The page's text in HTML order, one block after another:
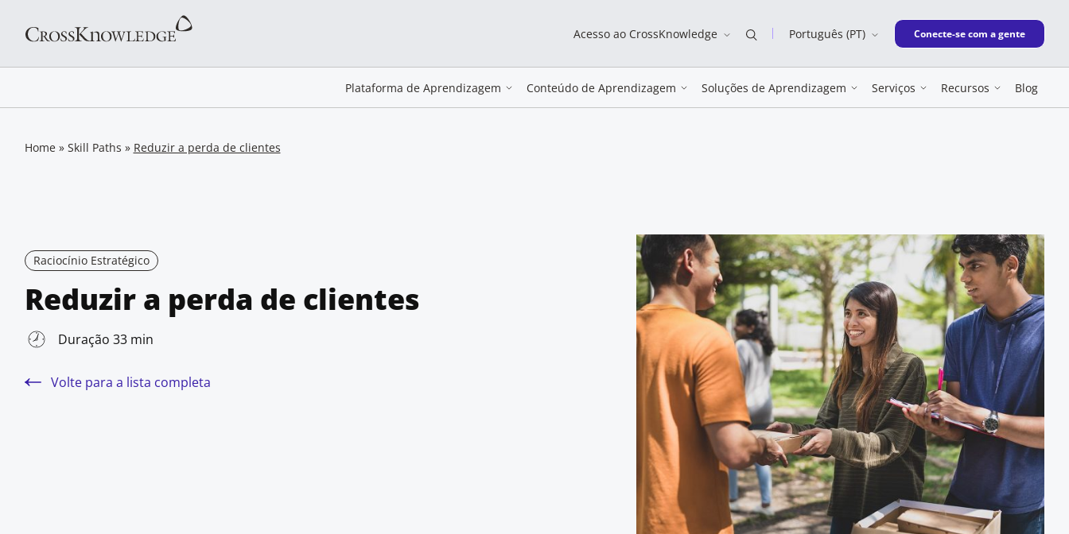
Acesso ao CrossKnowledge Português (PT) New window
Conecte-se com a gente
Plataforma de Aprendizagem Conteúdo de Aprendizagem Soluções de Aprendizagem Serviços Recursos Blog
Home» Skill Paths » Reduzir a perda de clientes
Raciocínio Estratégico
Reduzir a perda de clientes
Duração 33 min
Volte para a lista completa